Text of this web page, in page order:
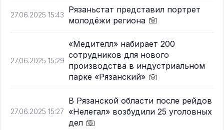
27.06.2025 15:43
Рязаньстат представил портрет
молодёжи региона
27.06.2025 15:29
«Медителл» набирает 200
сотрудников для нового
производства в индустриальном
парке «Рязанский»
27.06.2025 15:27
В Рязанской области после рейдов
«Нелегал» возбудили 25 уголовных
дел